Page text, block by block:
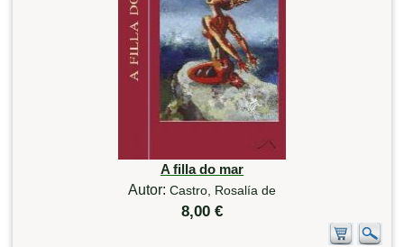
A filla do mar
Autor: Castro, Rosalía de
8,00 €